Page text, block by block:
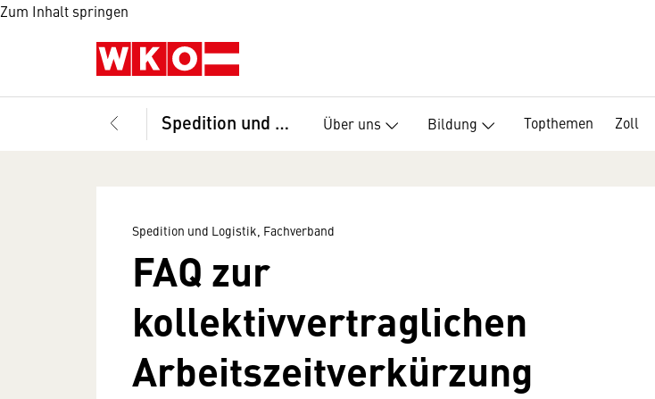
Zum Inhalt springen
Spedition und Logistik, Fachverband Über uns Bildung Topthemen Zoll
Spedition und Logistik, Fachverband
FAQ zur
kollektivvertraglichen
Arbeitszeitverkürzung